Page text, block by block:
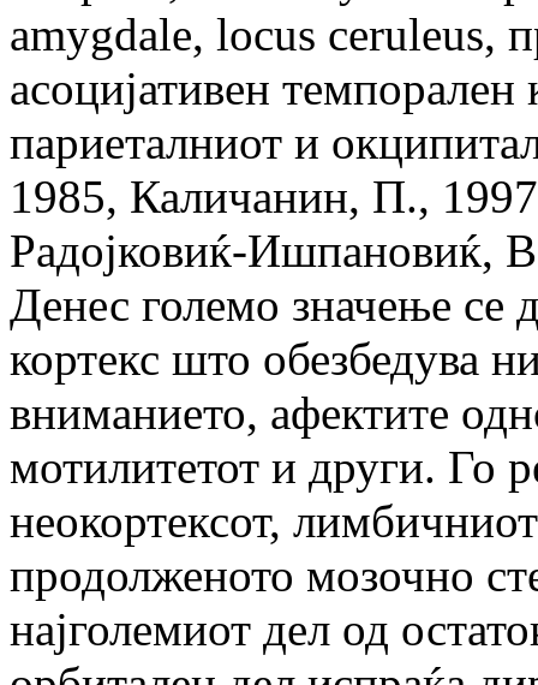
amygdale, locus ceruleus,
асоцијативен темпорален
париеталниот и
1985, Каличанин, П.,
Радојковиќ-Ишпановиќ,
Денес големо значење се
кортекс што обезбедува
вниманието, афектите
мотилитетот и други. Го
неокортексот,
продолженото мозочно
најголемиот дел од